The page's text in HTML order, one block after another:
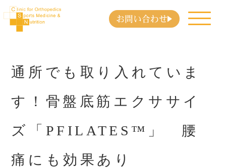
お問い合わせ
通所でも取り入れていま
す！骨盤底筋エクササイ
ズ「PFILATES™」 腰
痛にも効果あり